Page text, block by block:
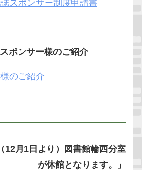
スポンサー制度申請書
ポンサー様のご紹介
のご紹介
12月1日より）図書館輪西分室
が休館となります。」